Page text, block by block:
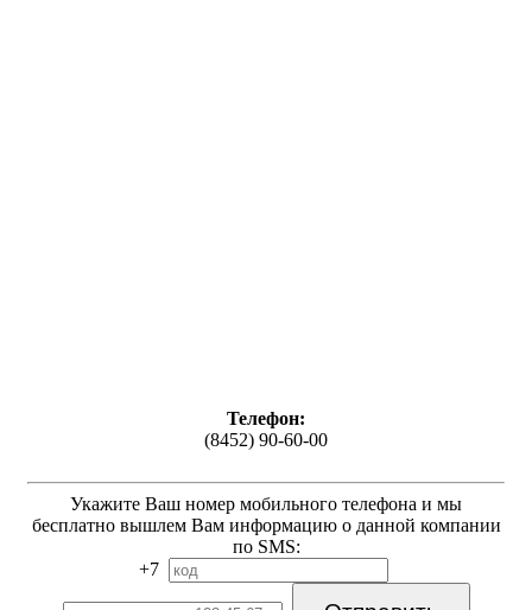
Телефон:
(8452) 90-60-00
Укажите Ваш номер мобильного телефона и мы
бесплатно вышлем Вам информацию о данной компании
по SMS:
+7